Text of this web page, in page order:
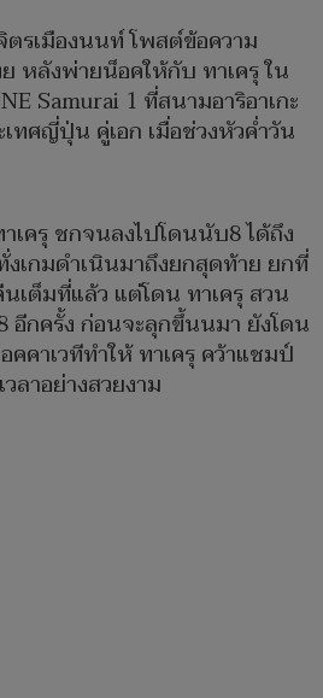
รเมืองนนท์ โพสต์ข้อความ
หลังพ่ายน็อคให้กับ ทาเครุ ใน
Samurai 1 ที่สนามอาริอาเกะ
เทศญี่ปุ่น คู่เอก เมื่อช่วงหัวค่ำวัน
เครุ ชกจนลงไปโดนนับ8 ได้ถึง
เกมดำเนินมาถึงยกสุดท้าย ยกที่
เต็มที่แล้ว แต่โดน ทาเครุ สวน
อีกครั้ง ก่อนจะลุกขึ้นนมา ยังโดน
คาเวทีทำให้ ทาเครุ คว้าแชมป์
ลาอย่างสวยงาม